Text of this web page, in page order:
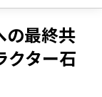
最終共
クター石